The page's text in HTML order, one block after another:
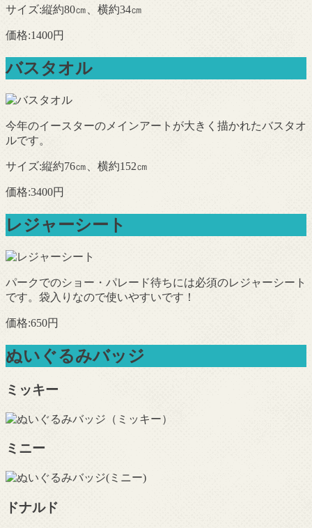
サイズ:縦約80㎝、横約34㎝
価格:1400円
バスタオル
今年のイースターのメインアートが大きく描かれたバスタオ
ルです。
サイズ:縦約76㎝、横約152㎝
価格:3400円
レジャーシート
パークでのショー・パレード待ちには必須のレジャーシート
です。袋入りなので使いやすいです！
価格:650円
ぬいぐるみバッジ
ミッキー
ミニー
ドナルド